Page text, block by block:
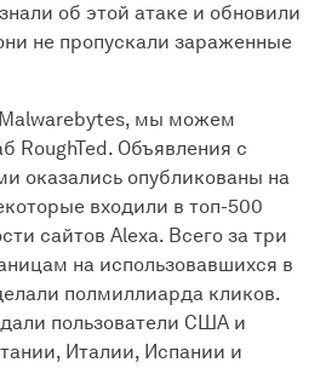
об этой атаке и обновили
не пропускали зараженные
Malwarebytes, мы можем
RoughTed. Объявления с
оказались опубликованы на
входили в топ-500
сайтов Alexa. Всего за три
на использовавшихся в
полмиллиарда кликов.
пользователи США и
Италии, Испании и